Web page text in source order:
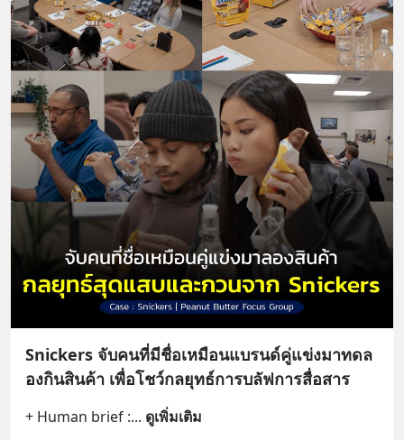
Snickers จับคนที่มีชื่อเหมือนแบรนด์คู่แข่งมาทดล
องกินสินค้า เพื่อโชว์กลยุทธ์การบลัฟการสื่อสาร
+ Human brief :... ดูเพิ่มเติม